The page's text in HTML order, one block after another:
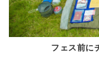
フェス前に